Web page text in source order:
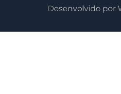
Desenvolvido por